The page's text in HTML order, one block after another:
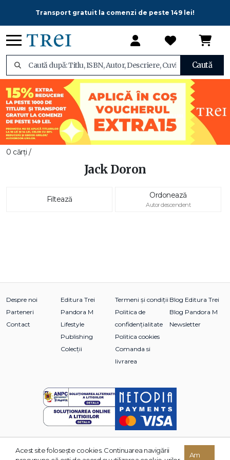
Transport gratuit la comenzi de peste 149 lei!
Caută
0 cărți /
Jack Doron
Filtează Ordonează
Autor descendent
Despre noi
Parteneri
Contact
Editura Trei
Pandora M
Lifestyle
Publishing
Colecții
Termeni și condiții
Politica de
confidențialitate
Politica cookies
Comanda si
livrarea
Blog Editura Trei
Blog Pandora M
Newsletter
© 2026 Grupul Editorial TREI. Toate drepturile rezervate.
Acest site foloseşte cookies. Continuarea navigării
Am